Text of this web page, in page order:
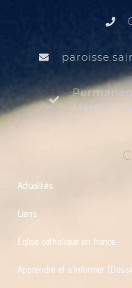
Mardi au
Actualités
Liens
Église catholique en France
Apprendre et s’informer